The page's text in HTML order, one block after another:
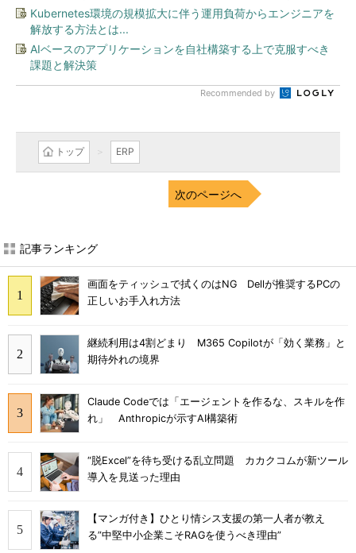
Kubernetes環境の規模拡大に伴う運用負荷からエンジニアを
解放する方法とは...
AIベースのアプリケーションを自社構築する上で克服すべき
課題と解決策
Recommended by
トップ ERP
次のページへ
記事ランキング
画面をティッシュで拭くのはNG Dellが推奨するPCの
正しいお手入れ方法
継続利用は4割どまり M365 Copilotが「効く業務」と
期待外れの境界
Claude Codeでは「エージェントを作るな、スキルを作
れ」 Anthropicが示すAI構築術
“脱Excel”を待ち受ける乱立問題 カカクコムが新ツール
導入を見送った理由
【マンガ付き】ひとり情シス支援の第一人者が教え
る”中堅中小企業こそRAGを使うべき理由”